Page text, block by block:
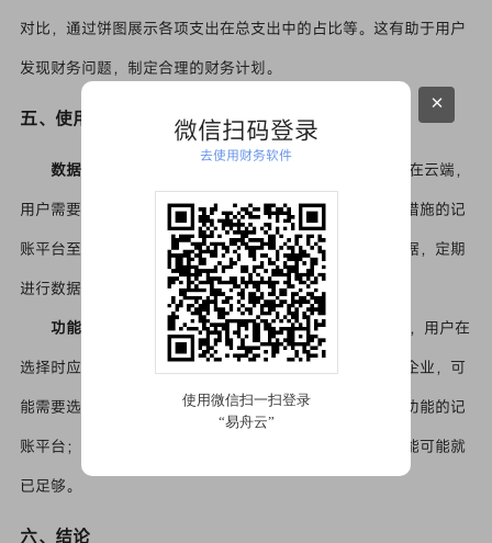
对比，通过饼图展示各项支出在总支出中的占比等。这有助于用户
发现财务问题，制定合理的财务计划。
五、使用免费网页版记账的注意事项
数据安全
虽然免费网页版记账方便快捷，但数据存储在云端，
用户需要关注数据安全问题。选择有良好信誉和安全保障措施的记
账平台至关重要。例如，平台应采用加密技术保护用户数据，定期
进行数据备份，防止数据丢失或泄露。
功能适用性
不同的免费网页版记账工具功能有所差异，用户在
选择时应根据自身需求进行评估。例如，对于业务复杂的企业，可
能需要选择功能较为全面，支持多用户协作、存货管理等功能的记
账平台；而对于个人用户，简单的收支记录和报表生成功能可能就
已足够。
六、结论
微信扫码登录
去使用财务软件
×